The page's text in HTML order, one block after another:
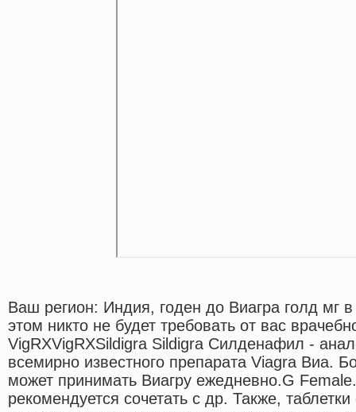
Ваш регион: Индия, годен до Виагра голд мг
этом никто не будет требовать от вас
VigRXVigRXSildigra Sildigra Силденафил -
всемирно известного препарата Viagra Виа.
может принимать Виагру ежедневно.G
рекомендуется сочетать с др. Также,